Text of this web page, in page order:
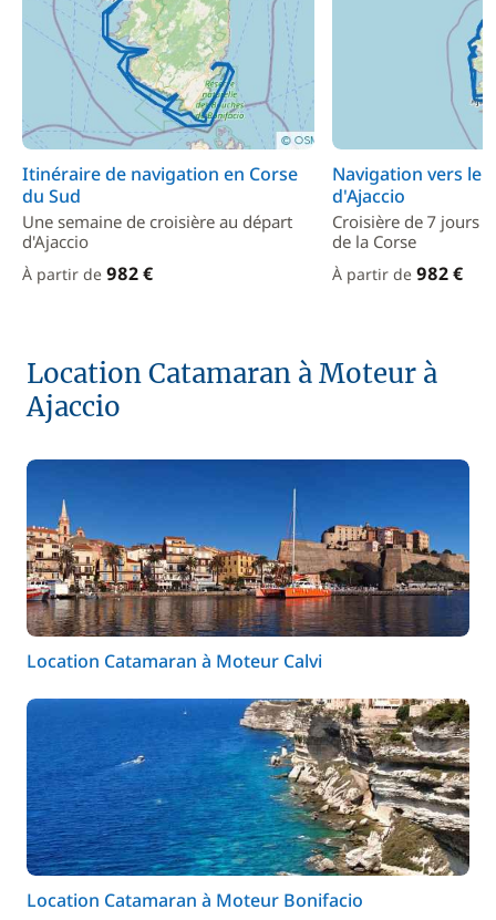
Itinéraire de navigation en Corse
du Sud
Une semaine de croisière au départ
d'Ajaccio
À partir de 982 €
Navigation vers le
d'Ajaccio
Croisière de 7 jours
de la Corse
À partir de 982 €
Location Catamaran à Moteur à
Ajaccio
Location Catamaran à Moteur Calvi
Location Catamaran à Moteur Bonifacio